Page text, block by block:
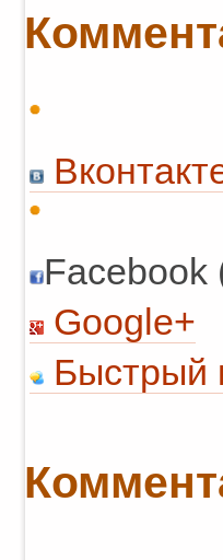
Facebook
Google+
Быстрый